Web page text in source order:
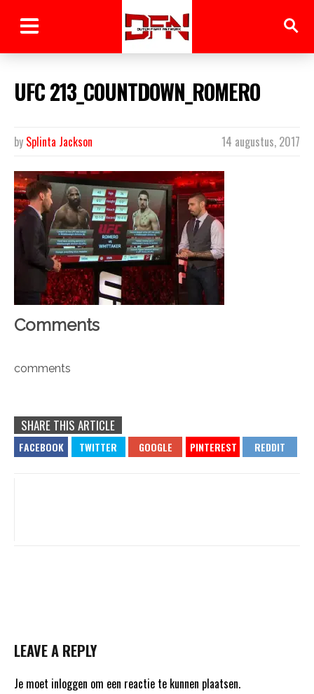
UFC 213_COUNTDOWN_ROMERO
14 augustus, 2017
by Splinta Jackson
Comments
comments
SHARE THIS ARTICLE
LEAVE A REPLY
Je moet inloggen om een reactie te kunnen plaatsen.